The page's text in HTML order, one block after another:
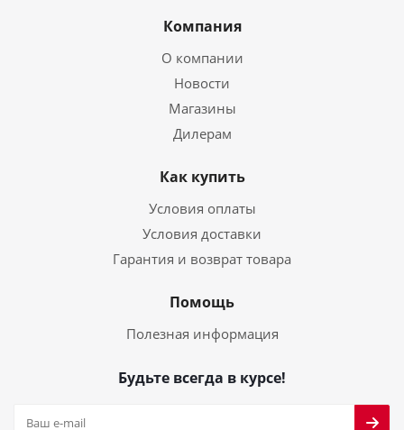
Компания
О компании
Новости
Магазины
Дилерам
Как купить
Условия оплаты
Условия доставки
Гарантия и возврат товара
Помощь
Полезная информация
Будьте всегда в курсе!